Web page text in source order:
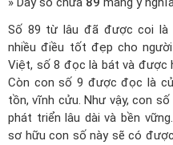
Số 89 từ lâu đã được coi là
nhiều điều tốt đẹp cho
Việt, số 8 đọc là bát và được
Còn con số 9 được đọc là
tồn, vĩnh cửu. Như vậy, con
phát triển lâu dài và bền
sơ hữu con số này sẽ có